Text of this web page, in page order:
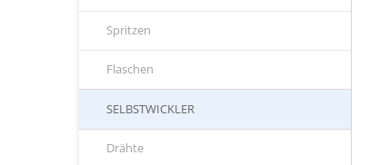
Spritzen
Flaschen
SELBSTWICKLER
Drähte